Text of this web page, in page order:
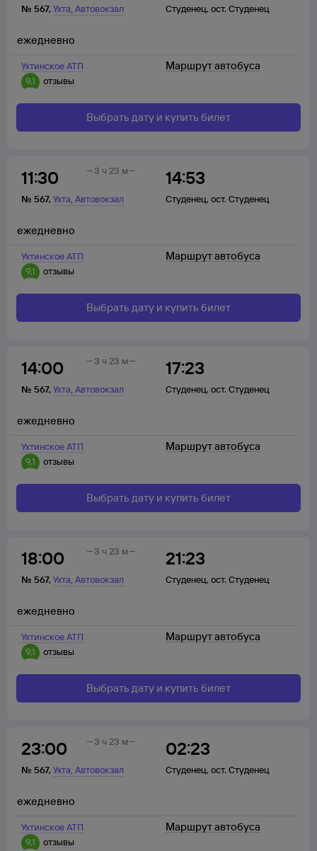
№ 567, Ухта,Автовокзал Студенец, ост. Студенец
Ухтинское АТП
9,1
отзывы
ежедневно
Маршрут автобуса
Выбрать дату и купить билет
11:30
№ 567, Ухта,Автовокзал
14:53
Студенец, ост. Студенец
3 ч 23 м
Ухтинское АТП
9,1
отзывы
ежедневно
Маршрут автобуса
Выбрать дату и купить билет
14:00
№ 567, Ухта,Автовокзал
17:23
Студенец, ост. Студенец
3 ч 23 м
Ухтинское АТП
9,1
отзывы
ежедневно
Маршрут автобуса
Выбрать дату и купить билет
18:00
№ 567, Ухта,Автовокзал
21:23
Студенец, ост. Студенец
3 ч 23 м
Ухтинское АТП
9,1
отзывы
ежедневно
Маршрут автобуса
Выбрать дату и купить билет
23:00
№ 567, Ухта,Автовокзал
02:23
Студенец, ост. Студенец
3 ч 23 м
Ухтинское АТП
9,1
отзывы
ежедневно
Маршрут автобуса